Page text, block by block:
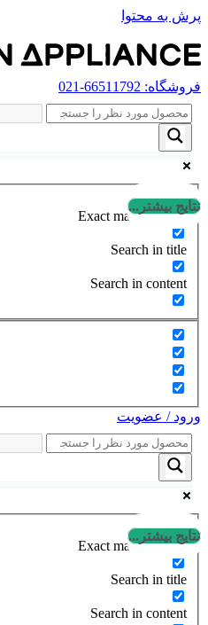
پرش به محتوا
فروشگاه: 66511792
-021
نتایج بیشتر...
Exact matches only
Search in title
Search in content
ورود / عضویت
نتایج بیشتر...
Exact matches only
Search in title
Search in content